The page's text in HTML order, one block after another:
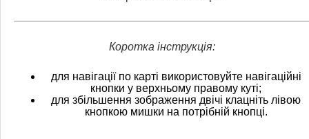
Коротка інструкція:
для навігації по карті використовуйте навігаційні
кнопки у верхньому правому куті;
для збільшення зображення двічі клацніть лівою
кнопкою мишки на потрібній кнопці.